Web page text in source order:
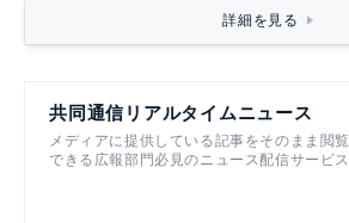
詳細を見る
共同通信リアルタイムニュース
メディアに提供している記事をそのまま閲覧
できる広報部門必見のニュース配信サービス